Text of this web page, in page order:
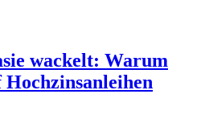
wackelt: Warum